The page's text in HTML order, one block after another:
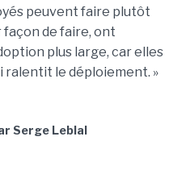
peuvent faire plutôt
façon de faire, ont
plus large, car elles
ralentit le déploiement. »
Serge Leblal